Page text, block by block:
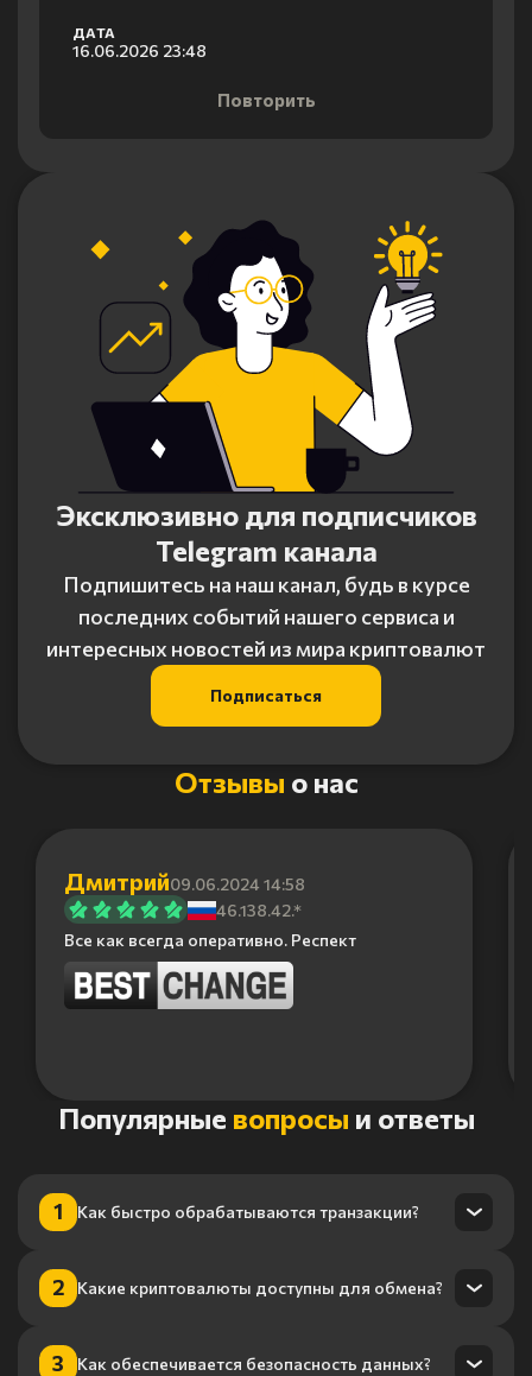
ДАТА
16.06.2026 23:48
Повторить
Эксклюзивно для подписчиков
Telegram канала
Подпишитесь на наш канал, будь в курсе
последних событий нашего сервиса и
интересных новостей из мира криптовалют
Подписаться
Отзывы о нас
Дмитрий09.06.2024 14:58
46.138.42.*
Все как всегда оперативно. Респект
Популярные вопросы и ответы
1 Как быстро обрабатываются транзакции?
Транзакции обрабатываются в течение нескольких минут
благодаря нашему высокопроизводительному
2 Какие криптовалюты доступны для обмена?
Мы поддерживаем более 100 криптовалют, включая
3 Как обеспечивается безопасность данных?